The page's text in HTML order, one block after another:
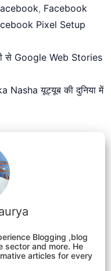
, Facebook
Pixel Setup
से Google Web Stories
यूट्यूब की दुनिया में
Blogging ,blog
sector and more. He
articles for every